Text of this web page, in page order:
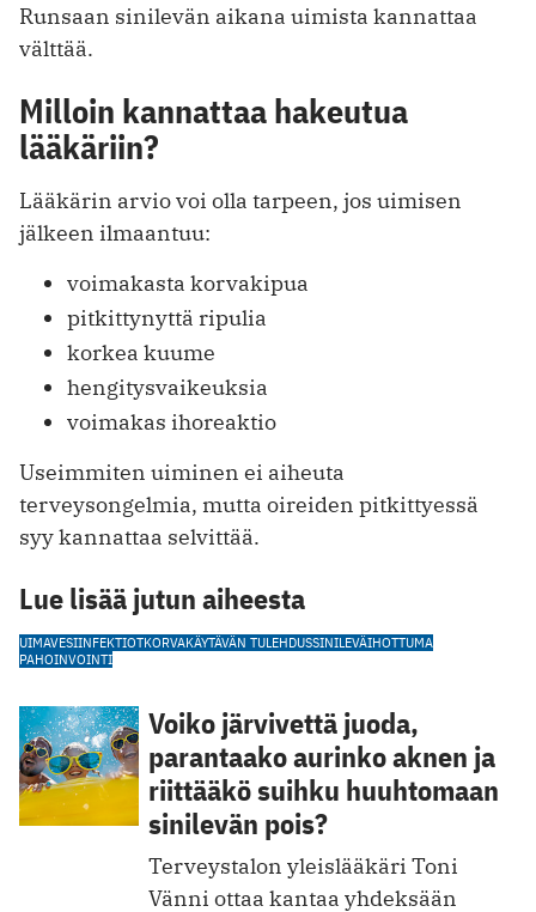
Runsaan sinilevän aikana uimista kannattaa
välttää.
Milloin kannattaa hakeutua
lääkäriin?
Lääkärin arvio voi olla tarpeen, jos uimisen
jälkeen ilmaantuu:
voimakasta korvakipua
pitkittynyttä ripulia
korkea kuume
hengitysvaikeuksia
voimakas ihoreaktio
Useimmiten uiminen ei aiheuta
terveysongelmia, mutta oireiden pitkittyessä
syy kannattaa selvittää.
Lue lisää jutun aiheesta
UIMAVESIINFEKTIOTKORVAKÄYTÄVÄN TULEHDUSSINILEVÄIHOTTUMA
PAHOINVOINTI
Voiko järvivettä juoda,
parantaako aurinko aknen ja
riittääkö suihku huuhtomaan
sinilevän pois?
Terveystalon yleislääkäri Toni
Vänni ottaa kantaa yhdeksään